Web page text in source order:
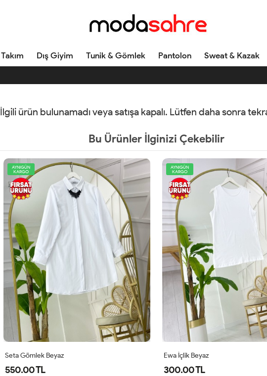
Takım Dış Giyim Tunik & Gömlek Pantolon Sweat & Kazak
İlgili ürün bulunamadı veya satışa kapalı. Lütfen daha sonra
Bu Ürünler İlginizi Çekebilir
AYNIGÜN
KARGO
Ewa İçlik Beyaz
300.00 TL
İsabel Gömlek Beyaz
500.00 TL